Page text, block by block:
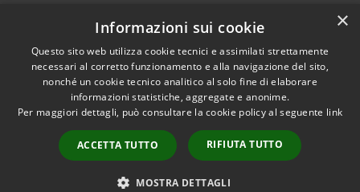
Dichiarazione di accessibilità Meccanismo di feedback
RSS
Accessibilità
Copyright © 2026 • Comune di
Bitonto • Powered by
Municipium•
Accesso
redazione
×
Informazioni sui cookie
Questo sito web utilizza cookie tecnici e assimilati strettamente
necessari al corretto funzionamento e alla navigazione del sito,
nonché un cookie tecnico analitico al solo fine di elaborare
informazioni statistiche, aggregate e anonime.
Per maggiori dettagli, può consultare la cookie policy al seguente link
ACCETTA TUTTO RIFIUTA TUTTO
MOSTRA DETTAGLI